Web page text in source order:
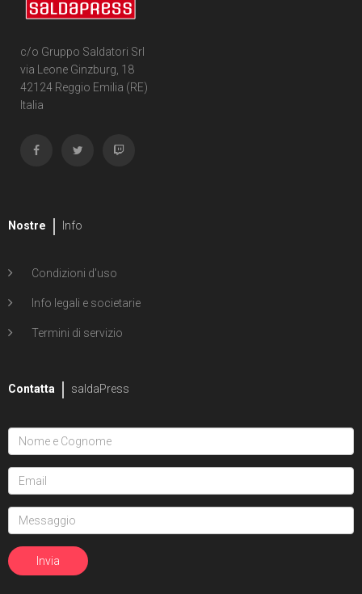
c/o Gruppo Saldatori Srl
via Leone Ginzburg, 18
42124 Reggio Emilia (RE)
Italia
Nostre Info
Condizioni d'uso
Info legali e societarie
Termini di servizio
Contatta saldaPress